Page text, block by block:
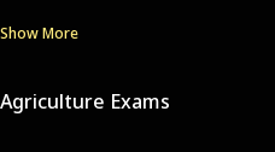
Show More
Agriculture Exams